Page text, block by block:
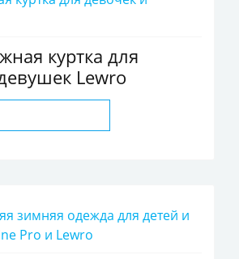
куртка для
Lewro